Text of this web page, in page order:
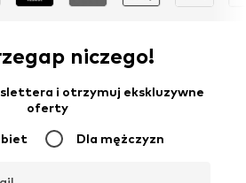
niczego!
i otrzymuj ekskluzywne
oferty
Dla mężczyzn